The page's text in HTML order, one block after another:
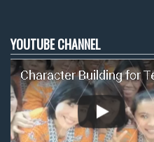
YOUTUBE CHANNEL